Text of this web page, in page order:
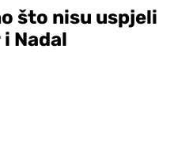
što nisu uspjeli
Nadal